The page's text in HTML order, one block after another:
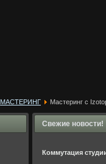
МАСТЕРИНГ Мастеринг с
Свежие новости!
Коммутация